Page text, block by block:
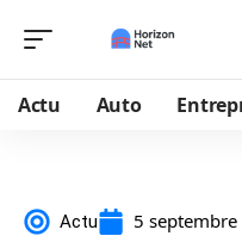
Actu Auto
Actu 5